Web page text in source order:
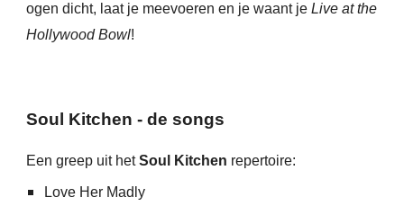
ogen dicht, laat je meevoeren en je waant je Live at the
Hollywood Bowl!
Soul Kitchen - de songs
Een greep uit hetSoul Kitchen repertoire:
Love Her Madly